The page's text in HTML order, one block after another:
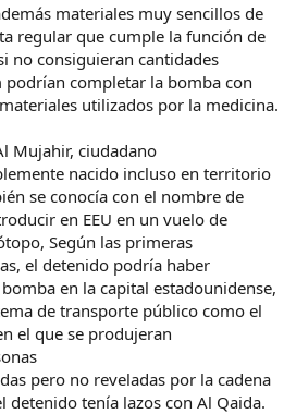
materiales muy sencillos de
regular que cumple la función de
no consiguieran cantidades
podrían completar la bomba con
utilizados por la medicina.
Mujahir, ciudadano
nacido incluso en territorio
se conocía con el nombre de
en EEU en un vuelo de
Según las primeras
el detenido podría haber
en la capital estadounidense,
de transporte público como el
el que se produjeran
pero no reveladas por la cadena
detenido tenía lazos con Al Qaida.